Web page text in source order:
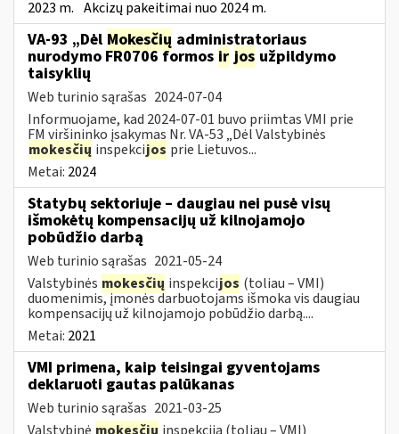
2023 m. Akcizų pakeitimai nuo 2024 m.
VA-93 „Dėl Mokesčių administratoriaus
nurodymo FR0706 formos ir jos užpildymo
taisyklių
Web turinio sąrašas 2024-07-04
Informuojame, kad 2024-07-01 buvo priimtas VMI prie
FM viršininko įsakymas Nr. VA-53 „Dėl Valstybinės
mokesčių inspekcijos prie Lietuvos...
Metai: 2024
Statybų sektoriuje – daugiau nei pusė visų
išmokėtų kompensacijų už kilnojamojo
pobūdžio darbą
Web turinio sąrašas 2021-05-24
Valstybinės mokesčių inspekcijos (toliau – VMI)
duomenimis, įmonės darbuotojams išmoka vis daugiau
kompensacijų už kilnojamojo pobūdžio darbą....
Metai: 2021
VMI primena, kaip teisingai gyventojams
deklaruoti gautas palūkanas
Web turinio sąrašas 2021-03-25
Valstybinė mokesčių inspekcija (toliau – VMI)